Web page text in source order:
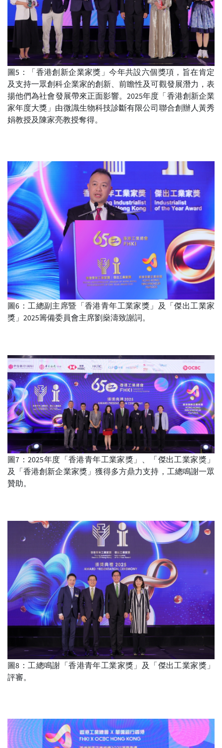
圖5：「香港創新企業家獎」今年共設六個獎項，旨在肯定
及支持一眾創科企業家的創新、前瞻性及可觀發展潛力，表
揚他們為社會發展帶來正面影響。2025年度「香港創新企業
家年度大獎」由微識生物科技診斷有限公司聯合創辦人黃秀
娟教授及陳家亮教授奪得。
圖6：工總副主席暨「香港青年工業家獎」及「傑出工業家
獎」2025籌備委員會主席劉燊濤致謝詞。
圖7：2025年度「香港青年工業家獎」、「傑出工業家獎」
及「香港創新企業家獎」獲得多方鼎力支持，工總鳴謝一眾
贊助。
圖8：工總鳴謝「香港青年工業家獎」及「傑出工業家獎」
評審。